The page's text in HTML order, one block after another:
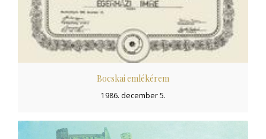
Bocskai emlékérem
1986. december 5.